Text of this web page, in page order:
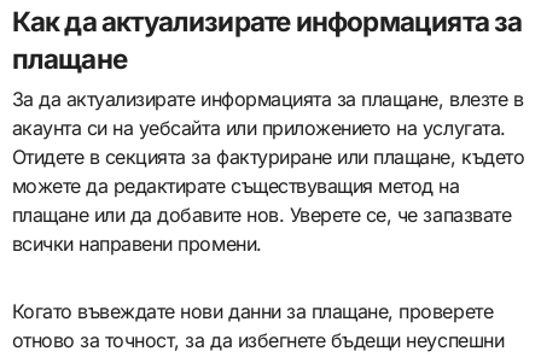
Как да актуализирате информацията за
плащане
За да актуализирате информацията за плащане, влезте в
акаунта си на уебсайта или приложението на услугата.
Отидете в секцията за фактуриране или плащане, където
можете да редактирате съществуващия метод на
плащане или да добавите нов. Уверете се, че запазвате
всички направени промени.
Когато въвеждате нови данни за плащане, проверете
отново за точност, за да избегнете бъдещи неуспешни